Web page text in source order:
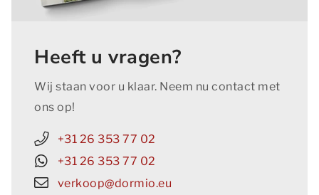
Heeft u vragen?
Wij staan voor u klaar. Neem nu contact met
ons op!
+31 26 353 77 02
+31 26 353 77 02
verkoop@dormio.eu